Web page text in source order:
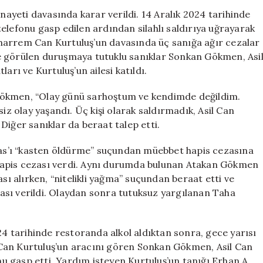
Üç
Sanığa
Müebbet
Hapis
Cezası
davasında karar verildi. 14 Aralık 2024 tarihinde
gasp edilen ardından silahlı saldırıya uğrayarak
Can Kurtuluş’un davasında üç sanığa ağır cezalar
görülen duruşmaya tutuklu sanıklar Sonkan Gökmen, Asil
ve Kurtuluş’un ailesi katıldı.
“Olay günü sarhoştum ve kendimde değildim.
olay yaşandı. Üç kişi olarak saldırmadık, Asil Can
sanıklar da beraat talep etti.
“kasten öldürme” suçundan müebbet hapis cezasına
cezası verdi. Aynı durumda bulunan Atakan Gökmen
alırken, “nitelikli yağma” suçundan beraat etti ve
verildi. Olaydan sonra tutuksuz yargılanan Taha
tarihinde restoranda alkol aldıktan sonra, gece yarısı
Kurtuluş’un aracını gören Sonkan Gökmen, Asil Can
etti. Yardım isteyen Kurtuluş’un tanığı Erhan A.,